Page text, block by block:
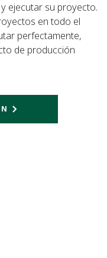
ejecutar su proyecto.
en todo el
perfectamente,
de producción